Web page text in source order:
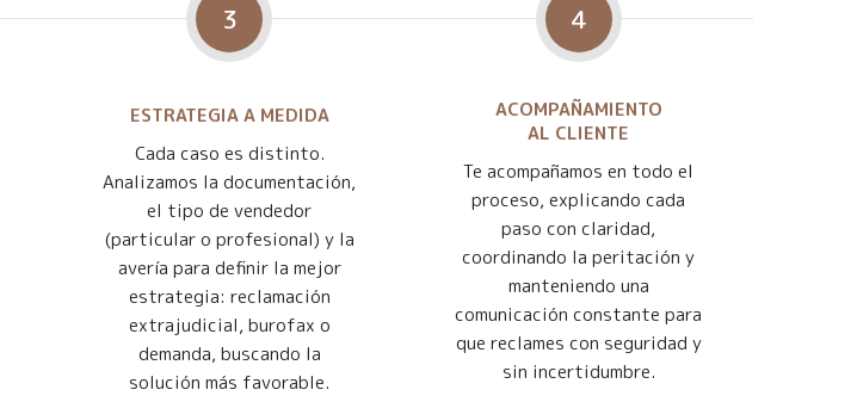
3
ESTRATEGIA A MEDIDA
Cada caso es distinto.
Analizamos la documentación,
el tipo de vendedor
(particular o profesional) y la
avería para definir la mejor
estrategia: reclamación
extrajudicial, burofax o
demanda, buscando la
solución más favorable.
4
ACOMPAÑAMIENTO
AL CLIENTE
Te acompañamos en todo el
proceso, explicando cada
paso con claridad,
coordinando la peritación y
manteniendo una
comunicación constante para
que reclames con seguridad y
sin incertidumbre.